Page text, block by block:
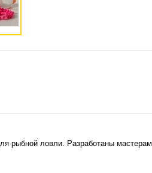
рыбной ловли. Разработаны